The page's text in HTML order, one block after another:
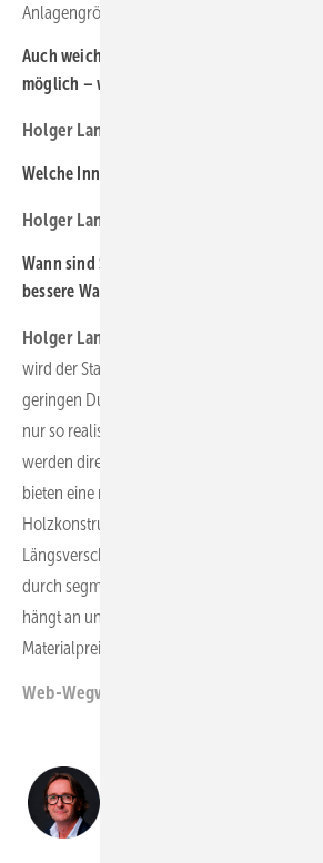
Anlagengrößen kontinuierlich.
Auch weiche Turmauslegungen im
möglich – wie sicher lässt sich das
Holger Lange:
Welche Innovationen treibt das PEC-
Holger Lange:
Wann sind Stahl-, wann Hybrid-, wann
bessere Wahl?
Holger Lange:
wird der Stahlrohrturm bis zum
geringen Durchmessers ohne Alternative
nur so realisierbar: Betonfertigteile lassen
werden direkt vor Ort zusammengesetzt.
bieten eine modulare Konstruktion mit
Holzkonstruktionen sind eine nachhaltige
Längsverschraubte Stahlrohre erlauben
durch segmentierte Montage vor Ort. Welche
hängt an unzähligen Randbedingungen wie
Materialpreise, Optik, Logistik, CO
Web-Wegweiser: p-e-c.com